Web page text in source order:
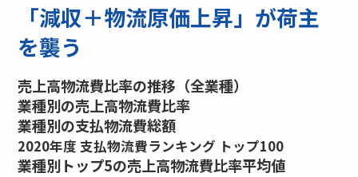
「減収＋物流原価上昇」が荷主
を襲う
売上高物流費比率の推移（全業種）
業種別の売上高物流費比率
業種別の支払物流費総額
2020年度 支払物流費ランキング トップ100
業種別トップ5の売上高物流費比率平均値